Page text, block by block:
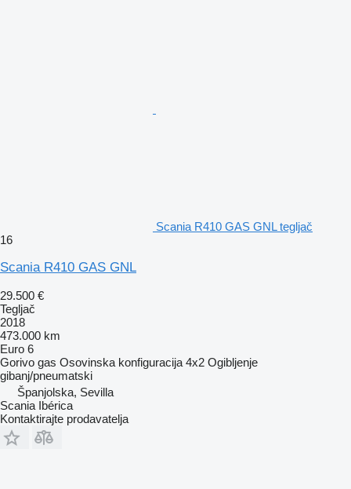
Scania R410 GAS GNL tegljač
16
Scania R410 GAS GNL
29.500 €
Tegljač
2018
473.000 km
Euro 6
Gorivo gas Osovinska konfiguracija 4x2 Ogibljenje
gibanj/pneumatski
Španjolska, Sevilla
Scania Ibérica
Kontaktirajte prodavatelja